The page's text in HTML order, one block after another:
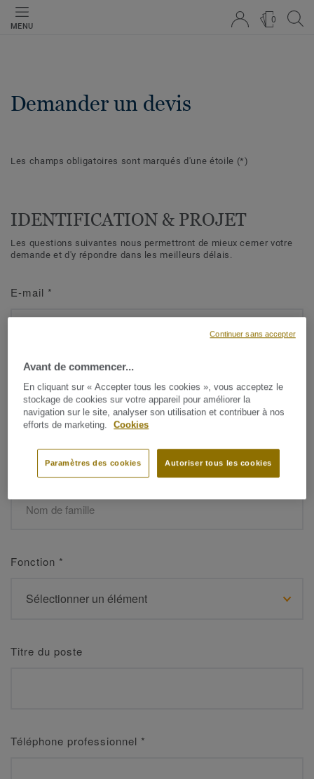
MENU
0
Demander un devis
Les champs obligatoires sont marqués d'une étoile (*)
IDENTIFICATION & PROJET
Les questions suivantes nous permettront de mieux cerner votre
demande et d'y répondre dans les meilleurs délais.
E-mail *
Prénom*
Fonction *
Titre du poste
Téléphone professionnel *
Avant de commencer...
En cliquant sur « Accepter tous les cookies », vous acceptez le
stockage de cookies sur votre appareil pour améliorer la
navigation sur le site, analyser son utilisation et contribuer à nos
efforts de marketing.
Cookies
Autoriser tous les cookies
Paramètres des cookies
Continuer sans accepter